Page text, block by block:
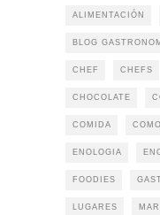
ALIMENTACIÓN
BLOG
CHEF CHEFS
CHOCOLATE
COMIDA
ENOLOGIA
FOODIES
LUGARES